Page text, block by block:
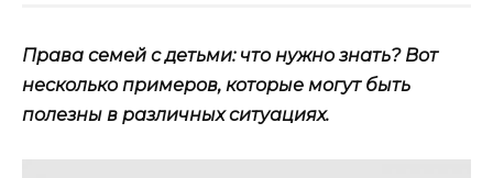
Права семей с детьми: что нужно знать? Вот
несколько примеров, которые могут быть
полезны в различных ситуациях.